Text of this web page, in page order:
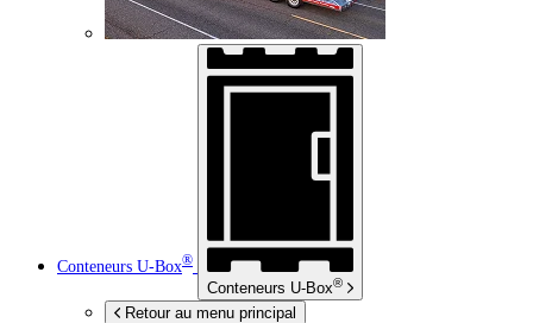
Conteneurs U-Box®
Conteneurs U-Box®
Retour au menu principal